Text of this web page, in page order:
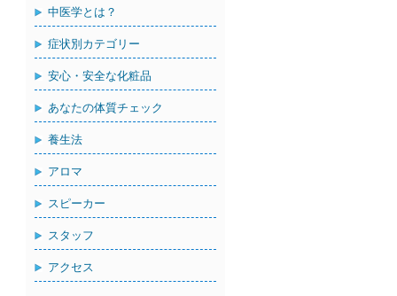
中医学とは？
症状別カテゴリー
安心・安全な化粧品
あなたの体質チェック
養生法
アロマ
スピーカー
スタッフ
アクセス